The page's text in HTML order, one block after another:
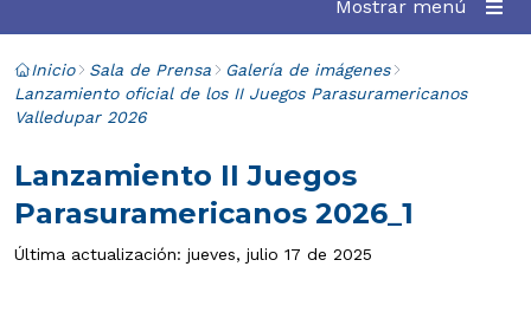
Mostrar menú
Inicio Sala de Prensa
Galería de imágenes
Lanzamiento oficial de los II Juegos Parasuramericanos
Valledupar 2026
Lanzamiento II Juegos
Parasuramericanos 2026_1
Última actualización: jueves, julio 17 de 2025